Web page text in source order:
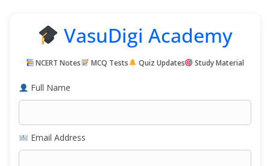
VasuDigi Academy
NCERT Notes MCQ Tests Quiz Updates Study Material
Full Name
Email Address